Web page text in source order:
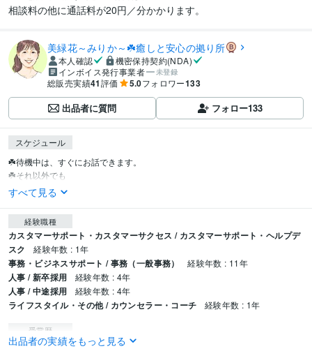
相談料の他に通話料が20円／分かかります。
美緑花～みりか～☘️癒しと安心の拠り所
本人確認
機密保持契約(NDA)
インボイス発行事業者
未登録
総販売実績41評価 5.0フォロワー133
出品者に質問 フォロー133
スケジュール
☘️待機中は、すぐにお話できます。
☘️それ以外でも
すべて見る
経験職種
カスタマーサポート・カスタマーサクセス / カスタマーサポート・ヘルプデ
スク
経験年数 : 1年
事務・ビジネスサポート / 事務（一般事務） 経験年数 : 11年
人事 / 新卒採用 経験年数 : 4年
人事 / 中途採用 経験年数 : 4年
ライフスタイル・その他 / カウンセラー・コーチ 経験年数 : 1年
受賞歴
ブログ記事投稿 ココナラ　プラチナランクアップ
出品者の実績をもっと見る